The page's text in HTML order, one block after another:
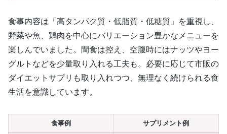
食事内容は「高タンパク質・低脂質・低糖質」を重視し、
野菜や魚、鶏肉を中心にバリエーション豊かなメニューを
楽しんでいました。間食は控え、空腹時にはナッツやヨー
グルトなどを少量取り入れる工夫も。必要に応じて市販の
ダイエットサプリも取り入れつつ、無理なく続けられる食
生活を意識しています。
食事例 サプリメント例